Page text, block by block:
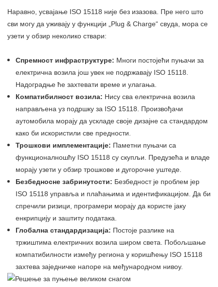
Наравно, усвајање ISO 15118 није без изазова. Пре него што
сви могу да уживају у функцији „Plug & Charge“ свуда, мора се
узети у обзир неколико ствари:
Спремност инфраструктуре: Многи постојећи пуњачи за
електрична возила још увек не подржавају ISO 15118.
Надоградње ће захтевати време и улагања.
Компатибилност возила: Нису сва електрична возила
направљена уз подршку за ISO 15118. Произвођачи
аутомобила морају да ускладе своје дизајне са стандардом
како би искористили све предности.
Трошкови имплементације: Паметни пуњачи са
функционалношћу ISO 15118 су скупљи. Предузећа и владе
морају узети у обзир трошкове и дугорочне уштеде.
Безбедносне забринутости: Безбедност је проблем јер
ISO 15118 управља и плаћањима и идентификацијом. Да би
спречили ризици, програмери морају да користе јаку
енкрипцију и заштиту података.
Глобална стандардизација: Постоје разлике на
тржиштима електричних возила широм света. Побољшање
компатибилности између региона у коришћењу ISO 15118
захтева заједничке напоре на међународном нивоу.